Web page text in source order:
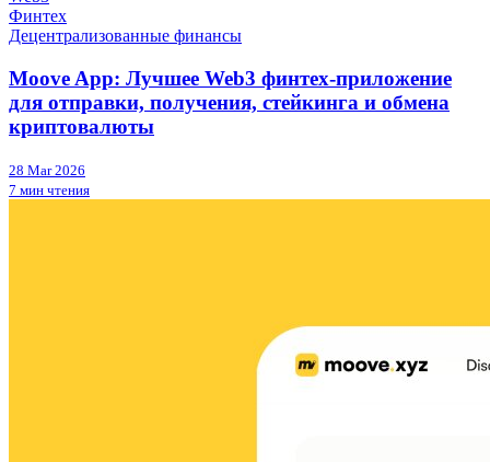
Финтех
Децентрализованные финансы
Moove App: Лучшее Web3 финтех-приложение
для отправки, получения, стейкинга и обмена
криптовалюты
28 Mar 2026
7 мин чтения